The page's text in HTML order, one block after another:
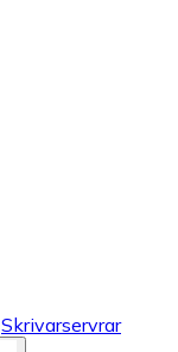
Skrivarservrar